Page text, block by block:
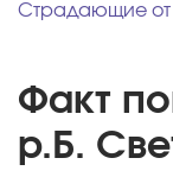
Страдающие от
Факт
р.Б.